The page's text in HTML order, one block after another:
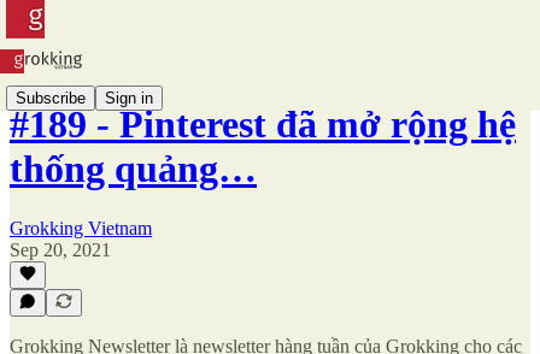
Subscribe Sign in
#189 - Pinterest đã mở rộng hệ
thống quảng…
Grokking Vietnam
Sep 20, 2021
Grokking Newsletter là newsletter hàng tuần của Grokking cho các